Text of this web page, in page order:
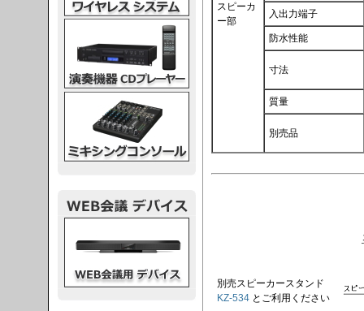
スピーカ
ー部
入出力端子
防水性能
寸法
質量
別売品
別売スピーカースタンド
KZ-534 とご利用ください